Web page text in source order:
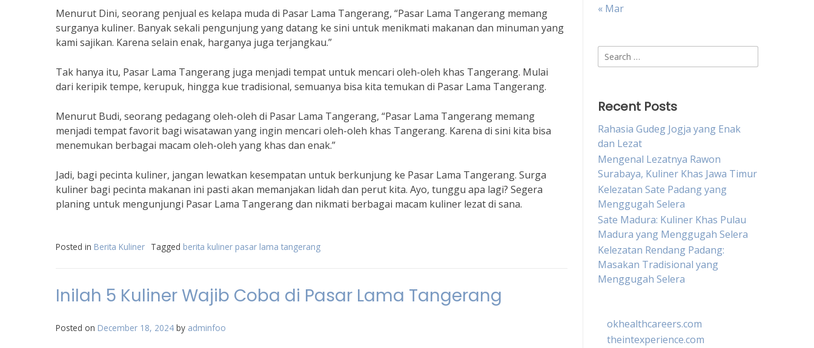
Menurut Dini, seorang penjual es kelapa muda di Pasar Lama Tangerang, “Pasar Lama Tangerang memang
surganya kuliner. Banyak sekali pengunjung yang datang ke sini untuk menikmati makanan dan minuman yang
kami sajikan. Karena selain enak, harganya juga terjangkau.”
Tak hanya itu, Pasar Lama Tangerang juga menjadi tempat untuk mencari oleh-oleh khas Tangerang. Mulai
dari keripik tempe, kerupuk, hingga kue tradisional, semuanya bisa kita temukan di Pasar Lama Tangerang.
Menurut Budi, seorang pedagang oleh-oleh di Pasar Lama Tangerang, “Pasar Lama Tangerang memang
menjadi tempat favorit bagi wisatawan yang ingin mencari oleh-oleh khas Tangerang. Karena di sini kita bisa
menemukan berbagai macam oleh-oleh yang khas dan enak.”
Jadi, bagi pecinta kuliner, jangan lewatkan kesempatan untuk berkunjung ke Pasar Lama Tangerang. Surga
kuliner bagi pecinta makanan ini pasti akan memanjakan lidah dan perut kita. Ayo, tunggu apa lagi? Segera
planing untuk mengunjungi Pasar Lama Tangerang dan nikmati berbagai macam kuliner lezat di sana.
Posted in Berita Kuliner Tagged berita kuliner pasar lama tangerang
Inilah 5 Kuliner Wajib Coba di Pasar Lama Tangerang
Posted on December 18, 2024 by adminfoo
« Mar
Search
for:
Recent Posts
Rahasia Gudeg Jogja yang Enak
dan Lezat
Mengenal Lezatnya Rawon
Surabaya, Kuliner Khas Jawa Timur
Kelezatan Sate Padang yang
Menggugah Selera
Sate Madura: Kuliner Khas Pulau
Madura yang Menggugah Selera
Kelezatan Rendang Padang:
Masakan Tradisional yang
Menggugah Selera
okhealthcareers.com
theintexperience.com